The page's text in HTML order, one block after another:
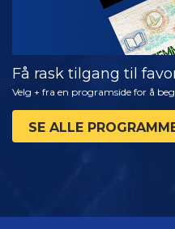
Få rask tilgang til
Velg + fra en programside for å
SE ALLE